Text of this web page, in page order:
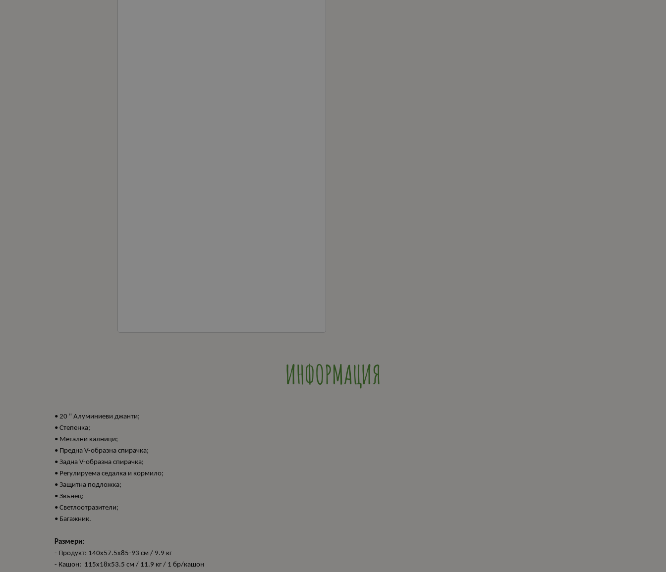
ИНФОРМАЦИЯ
• 20 " Алуминиеви джанти;
• Степенка;
• Метални калници;
• Предна V-образна спирачка;
• Задна V-образна спирачка;
• Регулируема седалка и кормило;
• Защитна подложка;
• Звънец;
• Светлоотразители;
• Багажник.
Размери:
- Продукт: 140x57.5x85-93 см / 9.9 кг
- Кашон: 115x18x53.5 см / 11.9 кг / 1 бр/кашон